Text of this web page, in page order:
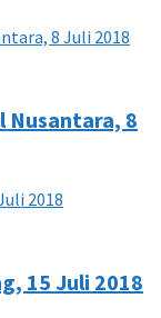
Nusantara, 8
15 Juli 2018